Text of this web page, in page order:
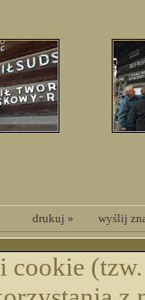
drukuj » wyślij
cookie